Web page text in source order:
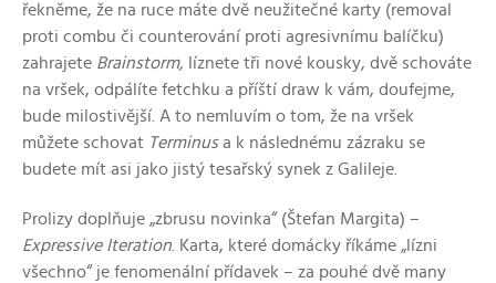
řekněme, že na ruce máte dvě neužitečné karty (removal
proti combu či counterování proti agresivnímu balíčku)
zahrajete Brainstorm,
líznete tři nové kousky, dvě schováte
na vršek, odpálíte fetchku a příští draw k vám, doufejme,
bude milostivější. A to nemluvím o tom, že na vršek
můžete schovat Terminusa k následnému zázraku se
budete mít asi jako jistý tesařský synek z Galileje.
Prolizy doplňuje „zbrusu novinka“ (Štefan Margita) –
Expressive Iteration. Karta, které domácky říkáme „lízni
všechno“ je fenomenální přídavek – za pouhé dvě many